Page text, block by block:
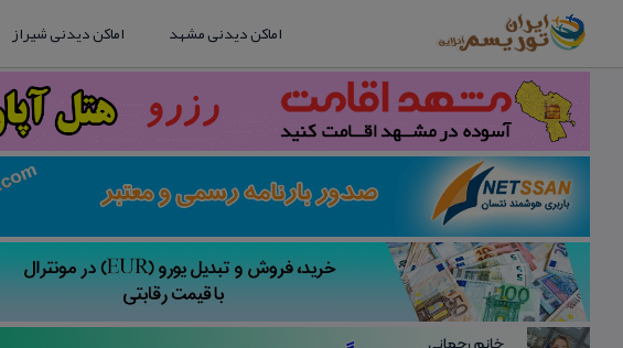
اماکن دیدنی مشهد اماکن دیدنی شیراز